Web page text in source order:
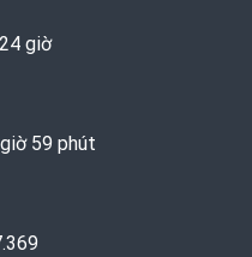
giờ
59 phút